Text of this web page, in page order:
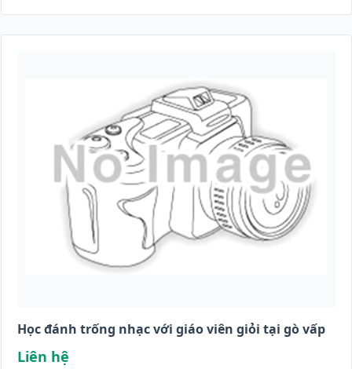
Học đánh trống nhạc với giáo viên giỏi tại gò vấp
Liên hệ